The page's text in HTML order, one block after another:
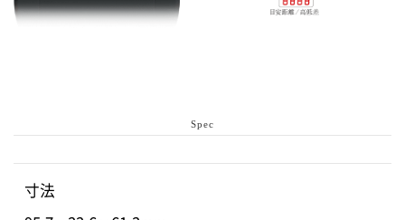
Spec
寸法